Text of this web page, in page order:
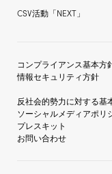
CSV活動「NEXT」
コンプライアンス基本方
情報セキュリティ方針
反社会的勢力に対する基
ソーシャルメディアポリ
プレスキット
お問い合わせ